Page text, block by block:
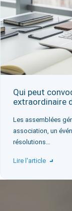
Qui peut
extraordinaire
Les assemblées
association, un
résolutions…
Lire l'article